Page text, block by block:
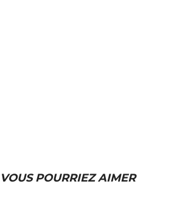
VOUS POURRIEZ AIMER